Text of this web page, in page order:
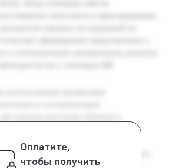
актов. С развитием цифровых
методы структурирования
становятся менее эффективными, что
Оплатите,
чтобы получить